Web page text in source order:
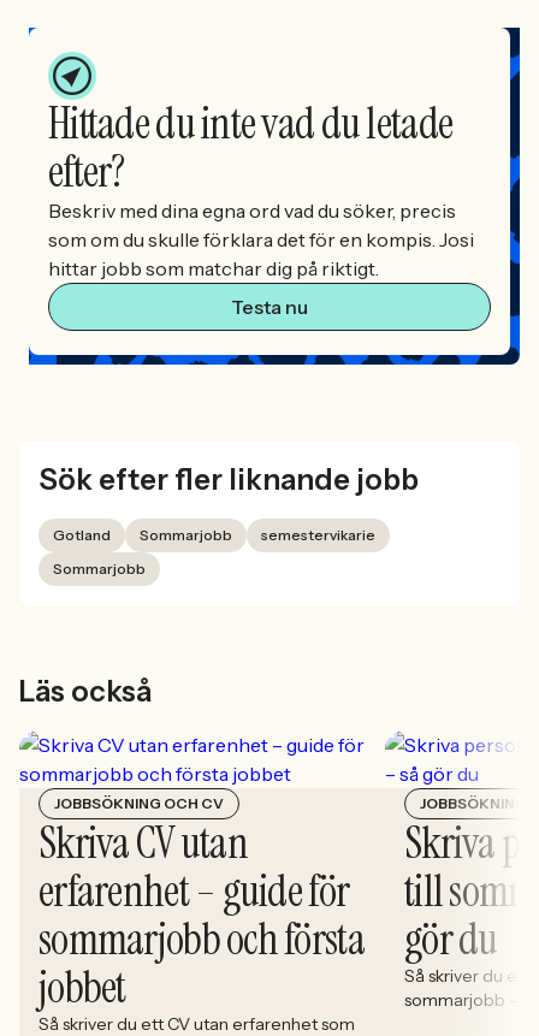
Hittade du inte vad du letade
efter?
Beskriv med dina egna ord vad du söker, precis
som om du skulle förklara det för en kompis. Josi
hittar jobb som matchar dig på riktigt.
Testa nu
Sök efter fler liknande jobb
Gotland Sommarjobb
semestervikarie
Sommarjobb
Läs också
JOBBSÖKNING OCH CV
Skriva CV utan
erfarenhet – guide för
sommarjobb och första
jobbet
Så skriver du ett CV utan erfarenhet som
JOBBSÖKNING
Skriva
till
gör du
Så skriver du ett
sommarjobb –